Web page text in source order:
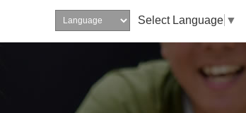
Select Language ▼